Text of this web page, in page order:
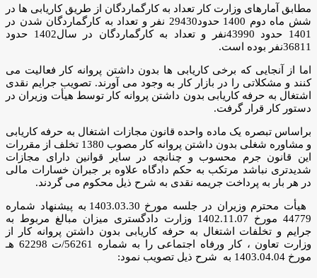
مطابق آمارهای وزارت کار تعداد به کارگماردگان از طریق کاریابی ها در
شش ماه دوم 1400 حدود29430 نفر و تعداد به کارگماردگان شدن در
1401 حدود 43990نفر و تعداد به کارگماردگان در سال1402 حدود
36811نفر بوده است.
اما از آنجایی که برخی کاریابی ها بدون داشتن پروانه کار فعالیت می
کنند و مشکلاتی را در بازار کار به وجود می آورند. تصویب جرایم نقدی
اشتغال به حرفه کاریابی بدون داشتن پروانه کار توسط هیأت وزیران در
دستور کار قرار گرفت.
براساس تبصره یک ماده واحده قانون مجازات اشتغال به حرفه کاریابی
و مشاوره شغلی بدون داشتن پروانه کار مصوب 1380 تخلف از مقررات
این قانون جرم محسوب و چنانچه در سایر قوانین دارای مجازات
شدیدتری نباشد مرتکب به حکم دادگاه علاوه بر جبران خسارات مالی
در هر بار به پرداخت جریمه نقدی به شرح ذیل محکوم می گردند.
هیأت محترم وزیران در جلسه مورخ 1403.03.30 به پیشنهاد شماره
44779 مورخ 1402.11.07 وزارت دادگستری میزان مبالغ مربوط به
جرایم و تخلفات اشتغال به حرفه کاریابی بدون داشتن پروانه کار از
وزارت تعاون ، کار ورفاه اجتماعی را به شماره 56261/ت 62298 هـ
مورخ 1403.04.04 به شرح ذیل تصویب نمود: